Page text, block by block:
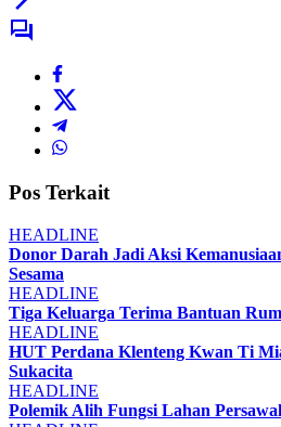
Pos Terkait
HEADLINE
Donor Darah Jadi Aksi
Sesama
HEADLINE
Tiga Keluarga Terima Bantuan
HEADLINE
HUT Perdana Klenteng Kwan Ti
Sukacita
HEADLINE
Polemik Alih Fungsi Lahan